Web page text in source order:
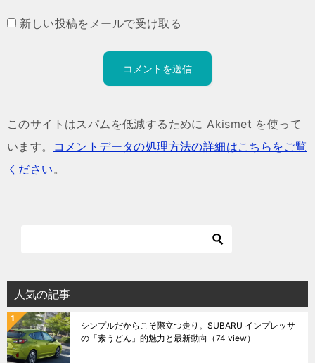
新しい投稿をメールで受け取る
このサイトはスパムを低減するために Akismet を使って
います。
コメントデータの処理方法の詳細はこちらをご覧
ください。
人気の記事
シンプルだからこそ際立つ走り。SUBARU インプレッサ
の「素うどん」的魅力と最新動向 （74 view）